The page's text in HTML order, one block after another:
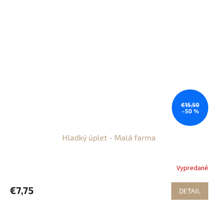
€15,50
–50 %
Hladký úplet - Malá farma
Vypredané
€7,75 DETAIL